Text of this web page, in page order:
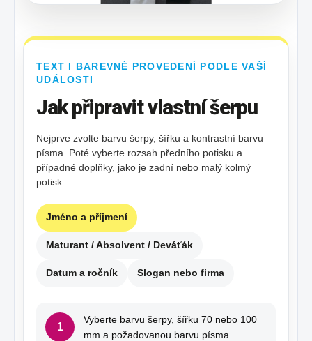
TEXT I BAREVNÉ PROVEDENÍ PODLE VAŠÍ
UDÁLOSTI
Jak připravit vlastní šerpu
Nejprve zvolte barvu šerpy, šířku a kontrastní barvu
písma. Poté vyberte rozsah předního potisku a
případné doplňky, jako je zadní nebo malý kolmý
potisk.
Jméno a příjmení
Maturant / Absolvent / Deváťák
Datum a ročník Slogan nebo firma
1
Vyberte barvu šerpy, šířku 70 nebo 100
mm a požadovanou barvu písma.